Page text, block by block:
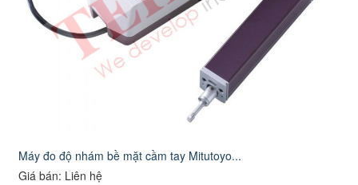
Máy đo độ nhám bề mặt cầm tay Mitutoyo...
Giá bán: Liên hệ